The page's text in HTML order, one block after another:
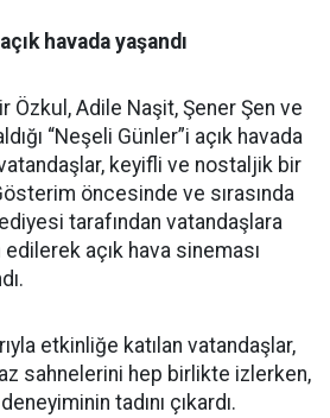
havada yaşandı
Özkul, Adile Naşit, Şener Şen ve
“Neşeli Günler”i açık havada
keyifli ve nostaljik bir
öncesinde ve sırasında
tarafından vatandaşlara
edilerek açık hava sineması
etkinliğe katılan vatandaşlar,
sahnelerini hep birlikte izlerken,
tadını çıkardı.